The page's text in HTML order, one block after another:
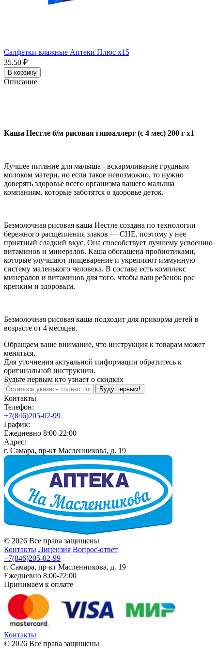
Салфетки влажные Аптеки Плюс x15
35.50 ₽
В корзину
Описание
Каша Нестле б/м рисовая гипоаллерг (с 4 мес) 200 г x1
Лучшее питание для малыша - вскармливание грудным
молоком матери, но если такое невозможно, то нужно
доверять здоровье всего организма вашего малыша
компаниям. которые заботятся о здоровье деток.
Безмолочная рисовая каша Нестле создана по технологии
бережного расщепления злаков — CHE, поэтому у нее
приятный сладкий вкус. Она способствует лучшему усвоению
витаминов и минералов. Каша обогащена пробиотиками,
которые улучшают пищеварение и укрепляют иммунную
систему маленького человека. В составе есть комплекс
минералов и витаминов для того. чтобы ваш ребенок рос
крепким и здоровым.
Безмолочная рисовая каша подходит для прикорма детей в
возрасте от 4 месяцев.
Обращаем ваше внимание, что инструкция к товарам может
меняться.
Для уточнения актуальной информации обратитесь к
оригинальной инструкции.
Будьте первым кто узнает о скидках
Буду первым!
Контакты
Телефон:
+7(846)205-02-99
График:
Ежедневно 8:00-22:00
Адрес:
г. Самара, пр-кт Масленникова, д. 19
© 2026 Все права защищены
Контакты Лицензия Вопрос-ответ
+7(846)205-02-99
г. Самара, пр-кт Масленникова, д. 19
Ежедневно 8:00-22:00
Принимаем к оплате
Контакты
© 2026 Все права защищены